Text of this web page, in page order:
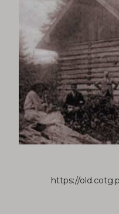
https://